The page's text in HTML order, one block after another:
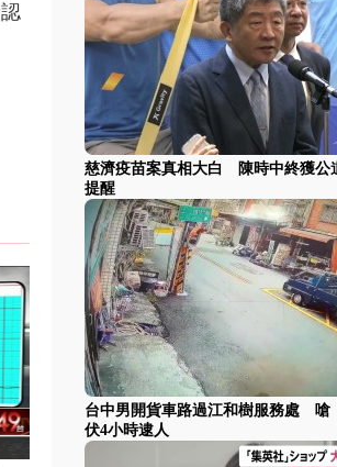
慈濟疫苗案真相大白 陳時中終獲公
提醒
台中男開貨車路過江和樹服務處 嗆
伏4小時逮人